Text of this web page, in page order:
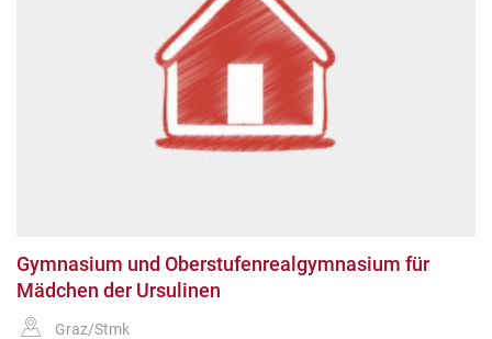
Gymnasium und Oberstufenrealgymnasium für
Mädchen der Ursulinen
Graz/Stmk